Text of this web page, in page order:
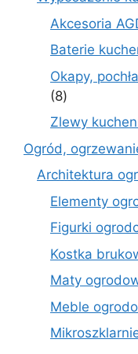
Akcesoria
Baterie
Okapy,
88
produktów
Zlewy
Ogród,
Architektura
Elementy
Figurki
Kostka
Maty
Meble